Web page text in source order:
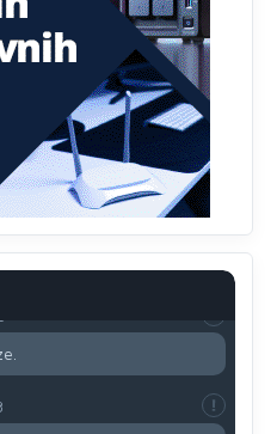
bi sve da mogu...a ja srce
sreci.I ko ima i ko nema